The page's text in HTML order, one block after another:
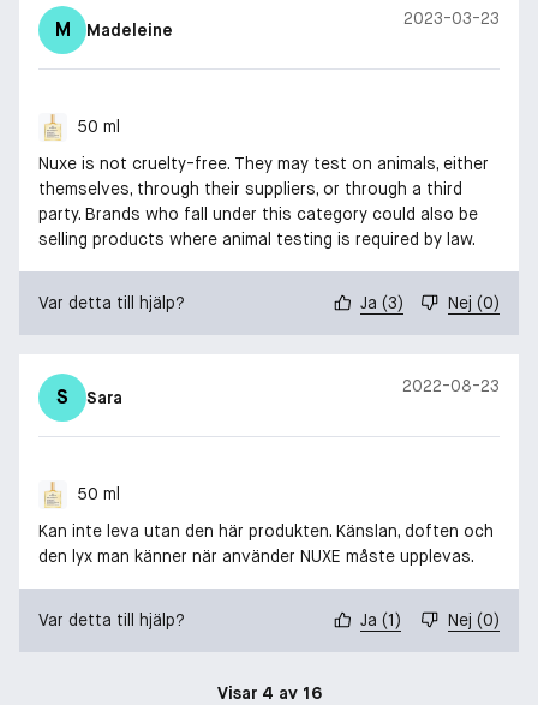
M Madeleine
2023-03-23
50 ml
Nuxe is not cruelty-free. They may test on animals, either
themselves, through their suppliers, or through a third
party. Brands who fall under this category could also be
selling products where animal testing is required by law.
Var detta till hjälp? Ja (3) Nej (0)
S Sara
2022-08-23
50 ml
Kan inte leva utan den här produkten. Känslan, doften och
den lyx man känner när använder NUXE måste upplevas.
Var detta till hjälp? Ja (1) Nej (0)
Visar 4 av 16